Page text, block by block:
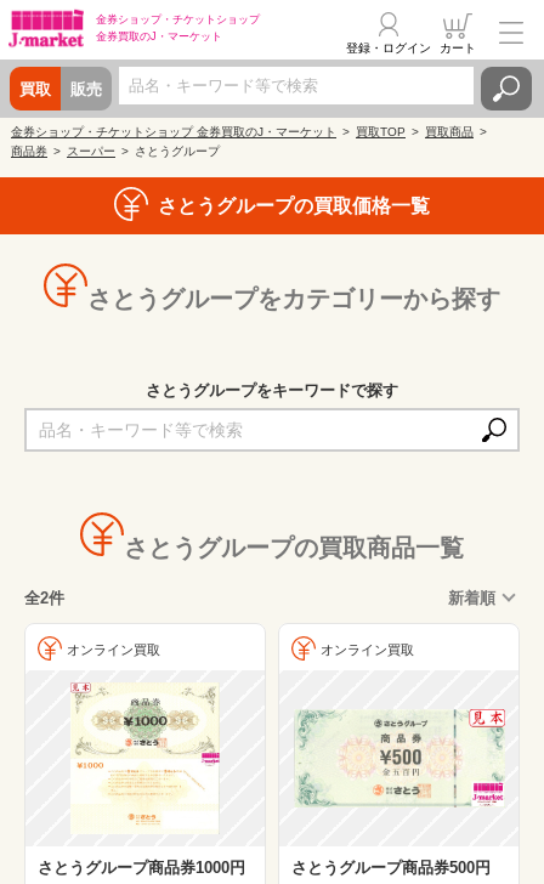
金券ショップ・ チケットショップ
金券買取のJ・マーケット
買取 販売
登録・ログイン カート
金券ショップ・チケットショップ 金券買取のJ・マーケット 買取TOP
買取商品
商品券
スーパー さとうグループ
さとうグループの買取価格一覧
さとうグループをカテゴリーから探す
さとうグループをキーワードで探す
さとうグループの買取商品一覧
全2件 新着順
オンライン買取
さとうグループ商品券1000円
オンライン買取
さとうグループ商品券500円